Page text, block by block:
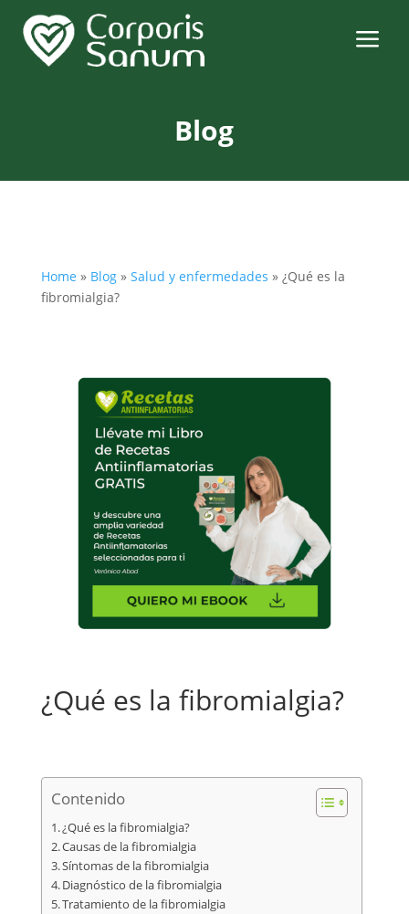
a
Blog
Home » Blog» Salud y enfermedades » ¿Qué es la
fibromialgia?
¿Qué es la fibromialgia?
Contenido
¿Qué es la fibromialgia?
Causas de la fibromialgia
Síntomas de la fibromialgia
Diagnóstico de la fibromialgia
Tratamiento de la fibromialgia